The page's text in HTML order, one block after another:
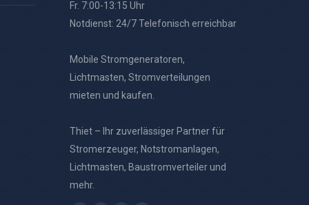
Fr. 7:00-13:15 Uhr
Notdienst: 24/7 Telefonisch erreichbar
Mobile Stromgeneratoren,
Lichtmasten, Stromverteilungen
mieten und kaufen.
Thiet – Ihr zuverlässiger Partner für
Stromerzeuger, Notstromanlagen,
Lichtmasten, Baustromverteiler und
mehr.